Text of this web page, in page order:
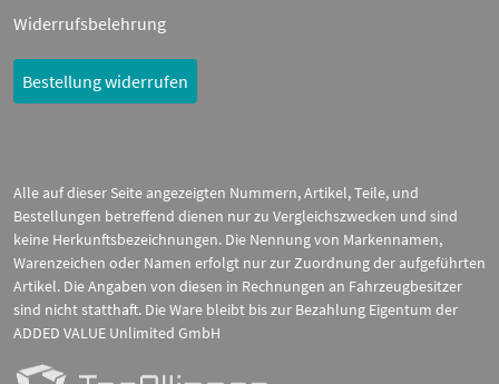
Widerrufsbelehrung
Bestellung widerrufen
Alle auf dieser Seite angezeigten Nummern, Artikel, Teile, und
Bestellungen betreffend dienen nur zu Vergleichszwecken und sind
keine Herkunftsbezeichnungen. Die Nennung von Markennamen,
Warenzeichen oder Namen erfolgt nur zur Zuordnung der aufgeführten
Artikel. Die Angaben von diesen in Rechnungen an Fahrzeugbesitzer
sind nicht statthaft. Die Ware bleibt bis zur Bezahlung Eigentum der
ADDED VALUE Unlimited GmbH